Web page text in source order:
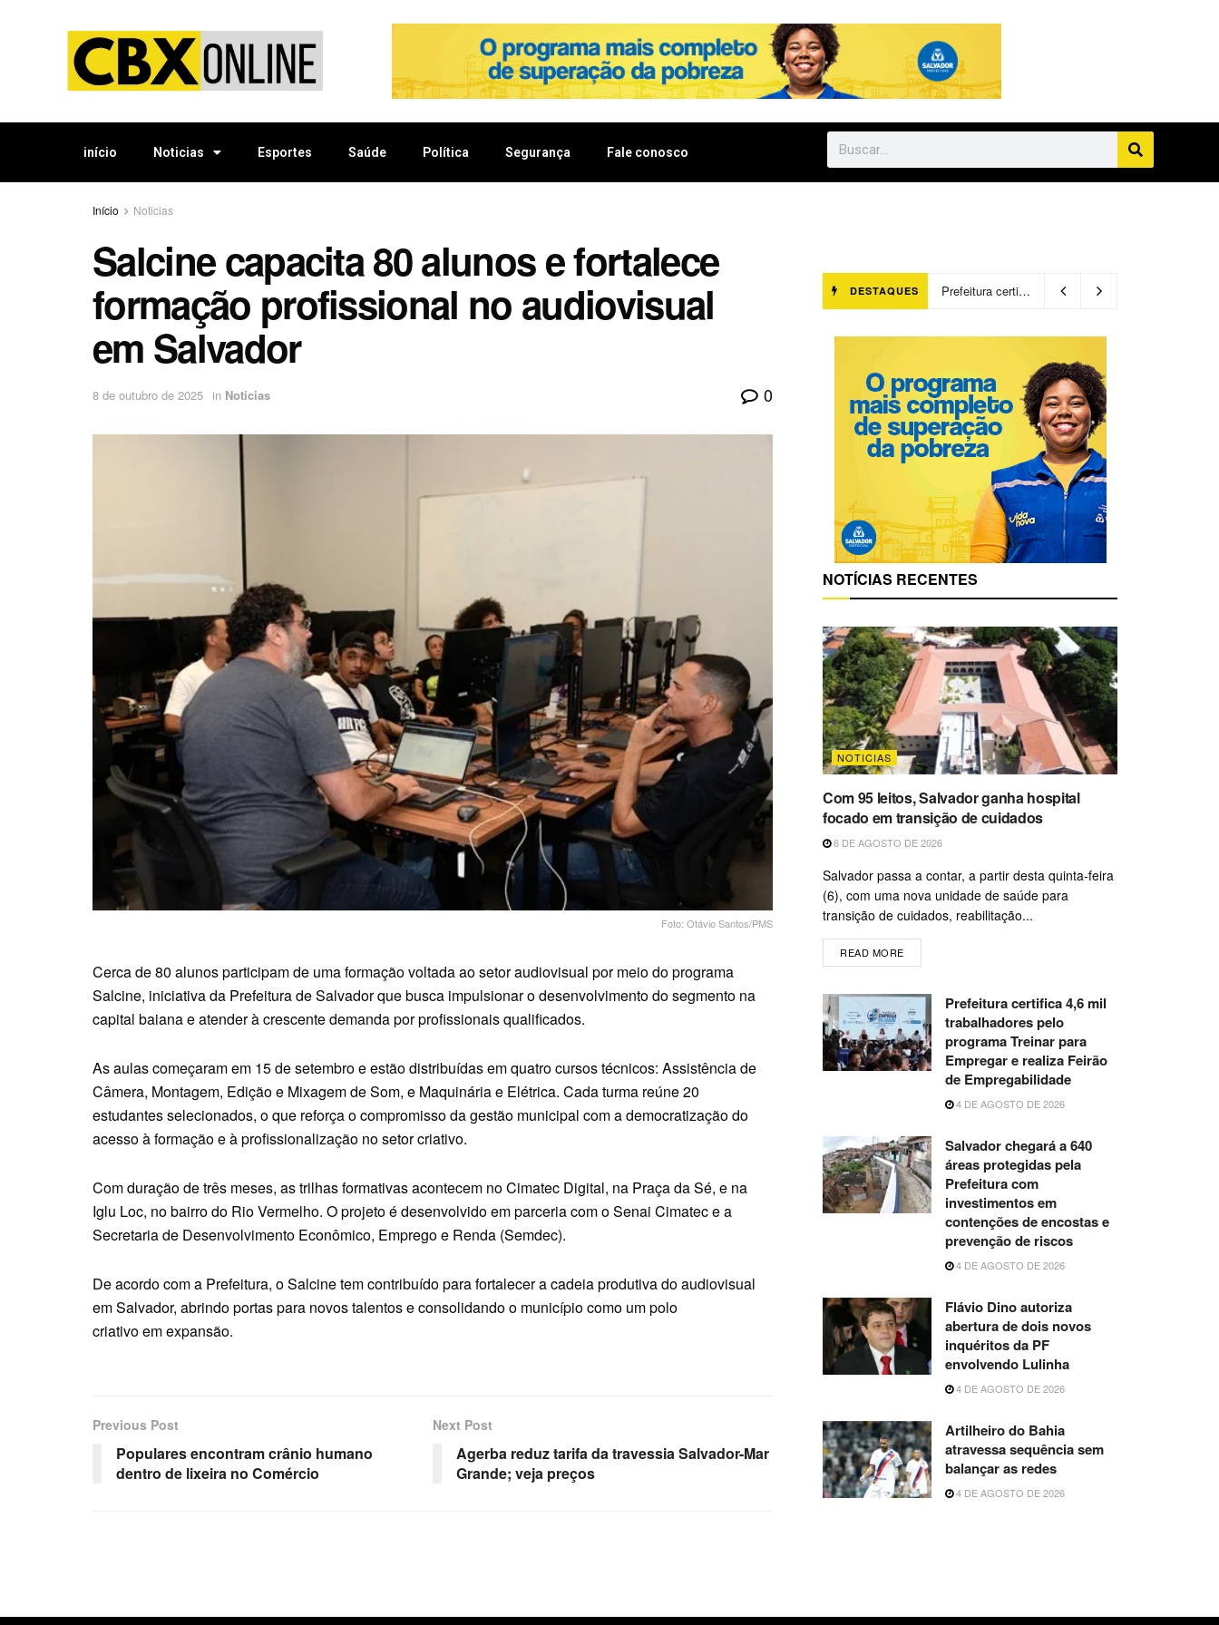
início Noticias Esportes Saúde Política Segurança Fale conosco
Início Noticias
Salcine capacita 80 alunos e fortalece
formação profissional no audiovisual
em Salvador
8 de outubro de 2025 in Noticias 0
Foto: Otávio Santos/PMS
Cerca de 80 alunos participam de uma formação voltada ao setor audiovisual por meio do programa
Salcine, iniciativa da Prefeitura de Salvador que busca impulsionar o desenvolvimento do segmento na
capital baiana e atender à crescente demanda por profissionais qualificados.
As aulas começaram em 15 de setembro e estão distribuídas em quatro cursos técnicos: Assistência de
Câmera, Montagem, Edição e Mixagem de Som, e Maquinária e Elétrica. Cada turma reúne 20
estudantes selecionados, o que reforça o compromisso da gestão municipal com a democratização do
acesso à formação e à profissionalização no setor criativo.
Com duração de três meses, as trilhas formativas acontecem no Cimatec Digital, na Praça da Sé, e na
Iglu Loc, no bairro do Rio Vermelho. O projeto é desenvolvido em parceria com o Senai Cimatec e a
Secretaria de Desenvolvimento Econômico, Emprego e Renda (Semdec).
De acordo com a Prefeitura, o Salcine tem contribuído para fortalecer a cadeia produtiva do audiovisual
em Salvador, abrindo portas para novos talentos e consolidando o município como um polo
criativo em expansão.
Previous Post
Populares encontram crânio humano
dentro de lixeira no Comércio
Next Post
Agerba reduz tarifa da travessia Salvador-Mar
Grande; veja preços
DESTAQUES Prefeitura certifica 4,6 mil trabalhadores pelo programa Treinar para Empregar e realiza Feirão de Empregabilidade
NOTÍCIAS RECENTES
NOTICIAS
Com 95 leitos, Salvador ganha hospital
focado em transição de cuidados
6 DE AGOSTO DE 2026
Salvador passa a contar, a partir desta quinta-feira
(6), com uma nova unidade de saúde para
transição de cuidados, reabilitação...
READ MORE
Prefeitura certifica 4,6 mil
trabalhadores pelo
programa Treinar para
Empregar e realiza Feirão
de Empregabilidade
4 DE AGOSTO DE 2026
Salvador chegará a 640
áreas protegidas pela
Prefeitura com
investimentos em
contenções de encostas e
prevenção de riscos
4 DE AGOSTO DE 2026
Flávio Dino autoriza
abertura de dois novos
inquéritos da PF
envolvendo Lulinha
4 DE AGOSTO DE 2026
Artilheiro do Bahia
atravessa sequência sem
balançar as redes
4 DE AGOSTO DE 2026